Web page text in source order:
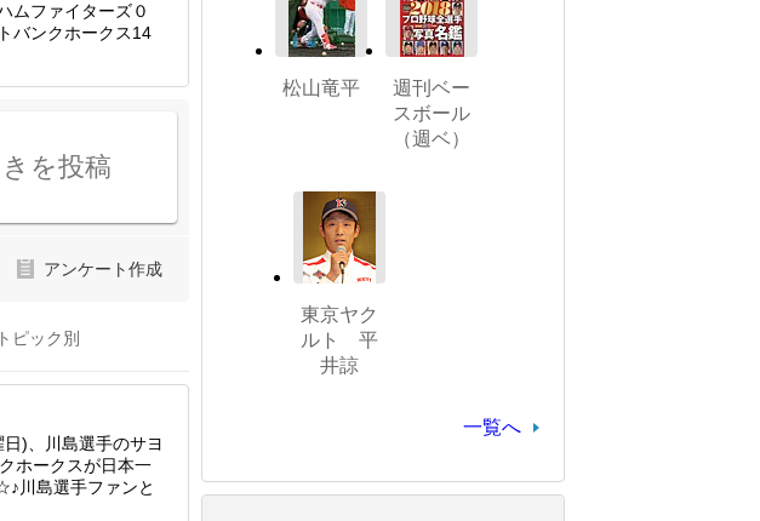
ムファイターズ０
バンクホークス14
を投稿
アンケート作成
トピック別
)、川島選手のサヨ
ホークスが日本一
川島選手ファンと
松山竜平
週刊ベー
スボール
（週ベ）
東京ヤク
ルト 平
井諒
一覧へ